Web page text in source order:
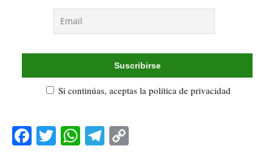
Si continúas, aceptas la política de privacidad
Fa T W Te